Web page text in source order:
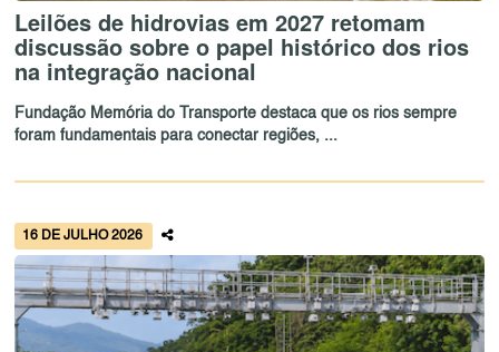
Leilões de hidrovias em 2027 retomam
discussão sobre o papel histórico dos rios
na integração nacional
Fundação Memória do Transporte destaca que os rios sempre
foram fundamentais para conectar regiões, ...
16 DE JULHO 2026